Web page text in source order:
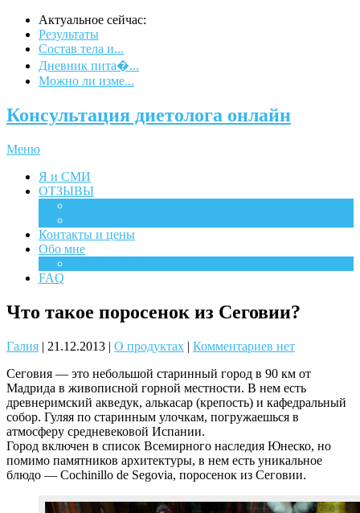
Актуальное сейчас:
Результаты
Состав тела и...
Дневник пита�...
Можно ли изме...
Консультация диетолога онлайн
Меню
Я и СМИ
ОТЗЫВЫ
Контакты и цены
Обо мне
FAQ
Что такое поросенок из Сеговии?
Галия | 21.12.2013 | О продуктах | Комментариев нет
Сеговия — это небольшой старинный город в 90 км от
Мадрида в живописной горной местности. В нем есть
древнеримский акведук, алькасар (крепость) и кафедральный
собор. Гуляя по старинным улочкам, погружаешься в
атмосферу средневековой Испании.
Город включен в список Всемирного наследия Юнеско, но
помимо памятников архитектуры, в нем есть уникальное
блюдо — Cochinillo de Segovia, поросенок из Сеговии.